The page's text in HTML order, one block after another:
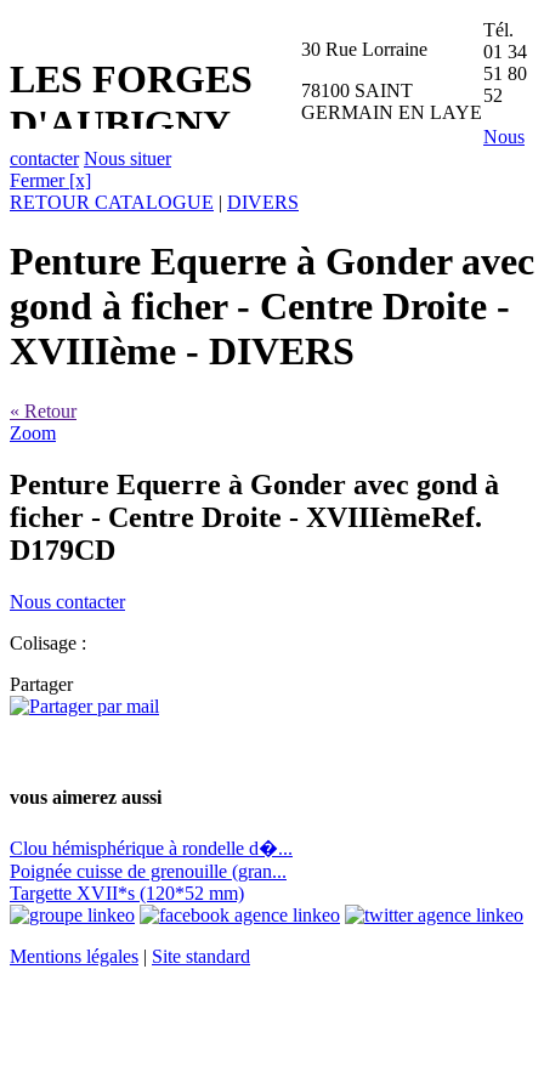
LES FORGES
D'AUBIGNY
30 Rue Lorraine
78100 SAINT
GERMAIN EN LAYE
Tél.
01 34
51 80
52
Nous
contacter Nous situer
Fermer [x]
RETOUR CATALOGUE | DIVERS
Penture Equerre à Gonder avec
gond à ficher - Centre Droite -
XVIIIème - DIVERS
« Retour
Zoom
Penture Equerre à Gonder avec gond à
ficher - Centre Droite - XVIIIèmeRef.
D179CD
Nous contacter
Colisage :
Partager
vous aimerez aussi
Clou hémisphérique à rondelle d�...
Poignée cuisse de grenouille (gran...
Targette XVII*s (120*52 mm)
Mentions légales | Site standard